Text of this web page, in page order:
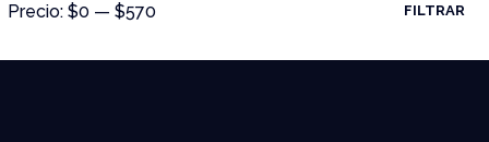
FILTRAR
Precio:$0 —$570